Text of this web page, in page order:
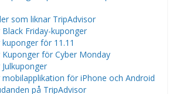
som liknar TripAdvisor
Friday-kuponger
för 11.11
Kuponger för Cyber Monday
mobilapplikation för iPhone och Android
på TripAdvisor